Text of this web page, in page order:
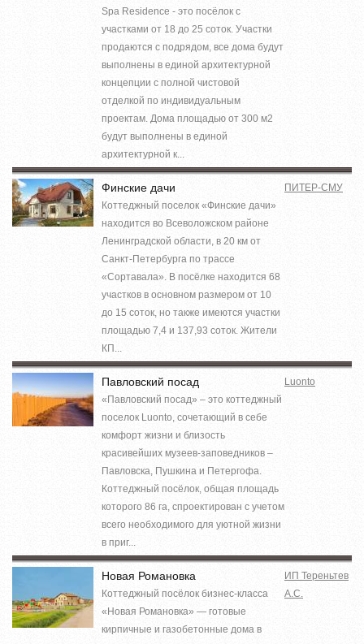
Spa Residence - это посёлок c
участками от 18 до 25 соток. Участки
продаются с подрядом, все дома будут
выполнены в единой архитектурной
концепции с полной чистовой
отделкой по индивидуальным
проектам. Дома площадью от 300 м2
будут выполнены в единой
архитектурной к...
Финские дачи
Коттеджный поселок «Финские дачи»
находится во Всеволожском районе
Ленинградской области, в 20 км от
Санкт-Петербурга по трассе
«Сортавала». В посёлке находится 68
участков в основном размером от 10
до 15 соток, но также имеются участки
площадью 7,4 и 137,93 соток. Жители
КП...
ПИТЕР-СМУ
Павловский посад
«Павловский посад» – это коттеджный
поселок Luonto, сочетающий в себе
комфорт жизни и близость
красивейших музеев-заповедников –
Павловска, Пушкина и Петергофа.
Коттеджный посёлок, общая площадь
которого 86 га, спроектирован с учетом
всего необходимого для уютной жизни
в приг...
Luonto
Новая Романовка
Коттеджный посёлок бизнес-класса
«Новая Романовка» — готовые
кирпичные и газобетонные дома в
ИП Тереньтев
А.С.